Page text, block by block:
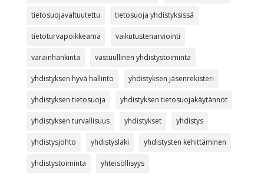
tietosuojavaltuutettu tietosuoja yhdistyksissä
tietoturvapoikkeama vaikutustenarviointi
varainhankinta vastuullinen yhdistystoiminta
yhdistyksen hyvä hallinto yhdistyksen jäsenrekisteri
yhdistyksen tietosuoja yhdistyksen tietosuojakäytännöt
yhdistyksen turvallisuus yhdistykset yhdistys
yhdistysjohto yhdistyslaki yhdistysten kehittäminen
yhdistystoiminta yhteisöllisyys